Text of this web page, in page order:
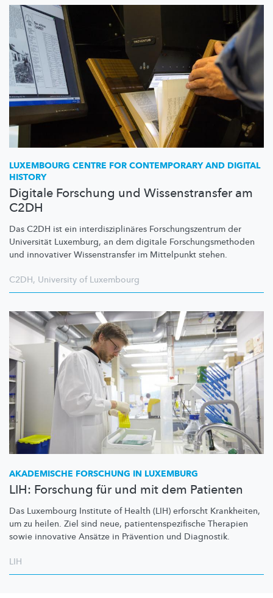
LUXEMBOURG CENTRE FOR CONTEMPORARY AND DIGITAL
HISTORY
Digitale Forschung und Wissenstransfer am
C2DH
Das C2DH ist ein interdisziplinäres Forschungszentrum der
Universität Luxemburg, an dem digitale Forschungsmethoden
und innovativer Wissenstransfer im Mittelpunkt stehen.
C2DH, University of Luxembourg
AKADEMISCHE FORSCHUNG IN LUXEMBURG
LIH: Forschung für und mit dem Patienten
Das Luxembourg Institute of Health (LIH) erforscht Krankheiten,
um zu heilen. Ziel sind neue, patientenspezifische Therapien
sowie innovative Ansätze in Prävention und Diagnostik.
LIH